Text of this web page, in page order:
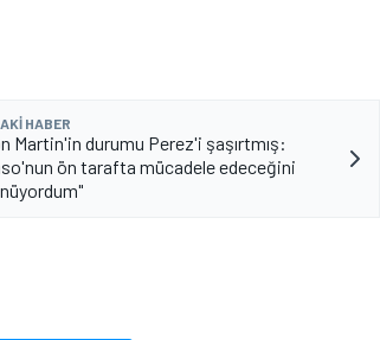
HABER
Martin'in durumu Perez'i şaşırtmış:
ön tarafta mücadele edeceğini